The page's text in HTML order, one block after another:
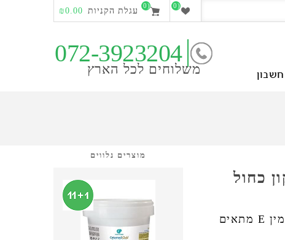
(0)
(0)
עגלת הקניות ₪0.00
חשבון
072-3923204
משלוחים לכל הארץ
כחול
קרם סיליקון כחול מועשר ואלוורה וויטמין E מתאים
מוצרים נלווים
צפייה מהירה